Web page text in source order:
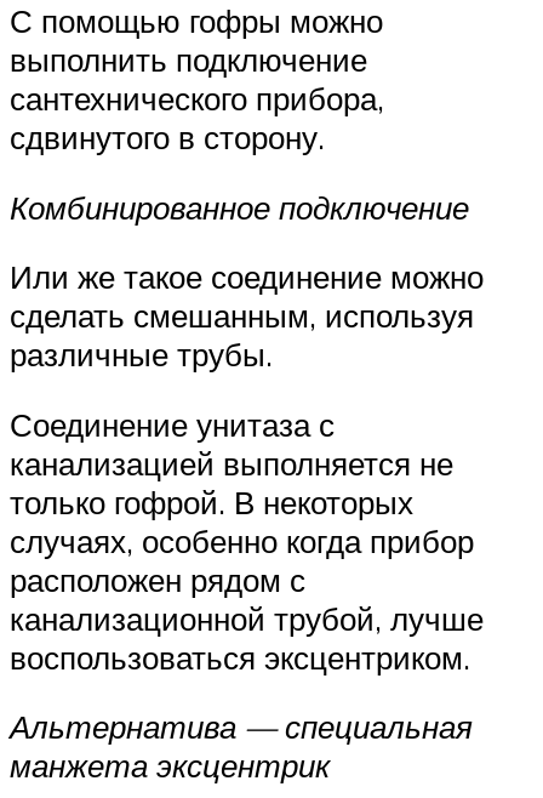
С помощью гофры можно
выполнить подключение
сантехнического прибора,
сдвинутого в сторону.
Комбинированное подключение
Или же такое соединение можно
сделать смешанным, используя
различные трубы.
Соединение унитаза с
канализацией выполняется не
только гофрой. В некоторых
случаях, особенно когда прибор
расположен рядом с
канализационной трубой, лучше
воспользоваться эксцентриком.
Альтернатива — специальная
манжета эксцентрик